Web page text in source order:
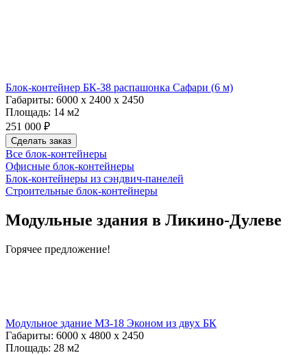
Блок-контейнер БК-38 распашонка Сафари (6 м)
Габариты: 6000 х 2400 х 2450
Площадь: 14 м2
251 000 ₽
Сделать заказ
Все блок-контейнеры
Офисные блок-контейнеры
Блок-контейнеры из сэндвич-панелей
Строительные блок-контейнеры
Модульные здания в Ликино-Дулеве
Горячее предложение!
Модульное здание МЗ-18 Эконом из двух БК
Габариты: 6000 х 4800 х 2450
Площадь: 28 м2